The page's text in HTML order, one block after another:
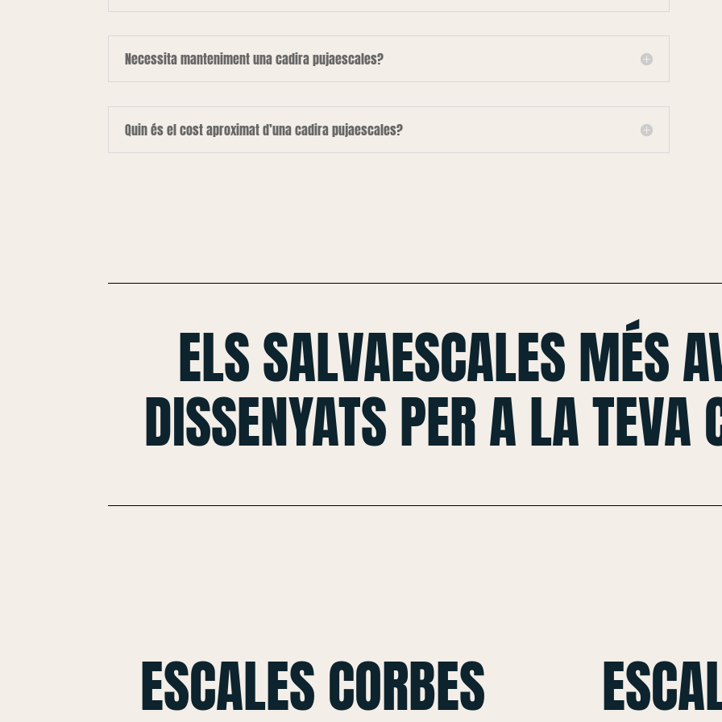
Necessita manteniment una cadira pujaescales?
Quin és el cost aproximat d’una cadira pujaescales?
ELS SALVAESCALES MÉS
DISSENYATS PER A LA TEVA
ESCALES CORBES